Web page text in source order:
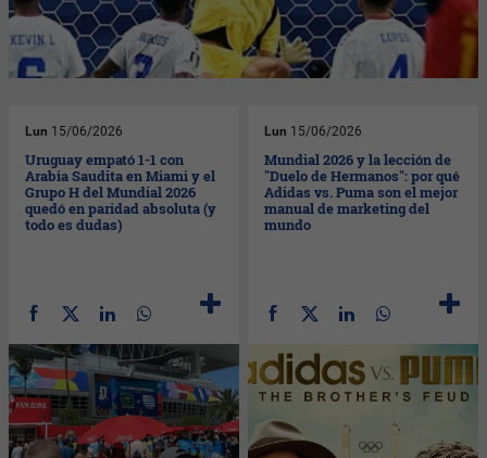
Lun 15/06/2026
Uruguay empató 1-1 con
Arabia Saudita en Miami y el
Grupo H del Mundial 2026
quedó en paridad absoluta (y
todo es dudas)
Lun 15/06/2026
Mundial 2026 y la lección de
"Duelo de Hermanos": por qué
Adidas vs. Puma son el mejor
manual de marketing del
mundo